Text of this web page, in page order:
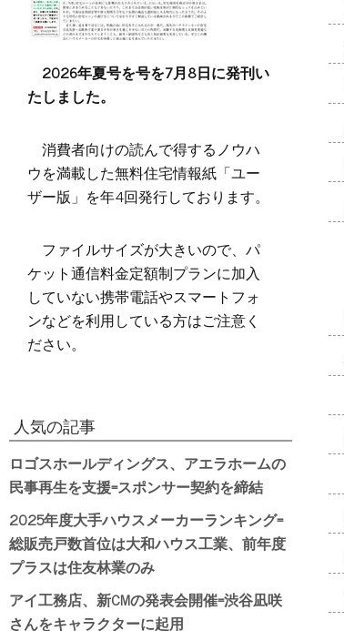
2026年夏号を号を7月8日に発刊い
たしました。
消費者向けの読んで得するノウハ
ウを満載した無料住宅情報紙「ユー
ザー版」を年4回発行しております。
ファイルサイズが大きいので、パ
ケット通信料金定額制プランに加入
していない携帯電話やスマートフォ
ンなどを利用している方はご注意く
ださい。
人気の記事
ロゴスホールディングス、アエラホームの
民事再生を支援=スポンサー契約を締結
2025年度大手ハウスメーカーランキング=
総販売戸数首位は大和ハウス工業、前年度
プラスは住友林業のみ
アイ工務店、新CMの発表会開催=渋谷凪咲
さんをキャラクターに起用